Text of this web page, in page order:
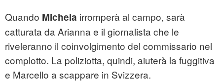
Quando Michela irromperà al campo, sarà
catturata da Arianna e il giornalista che le
riveleranno il coinvolgimento del commissario nel
complotto. La poliziotta, quindi, aiuterà la fuggitiva
e Marcello a scappare in Svizzera.